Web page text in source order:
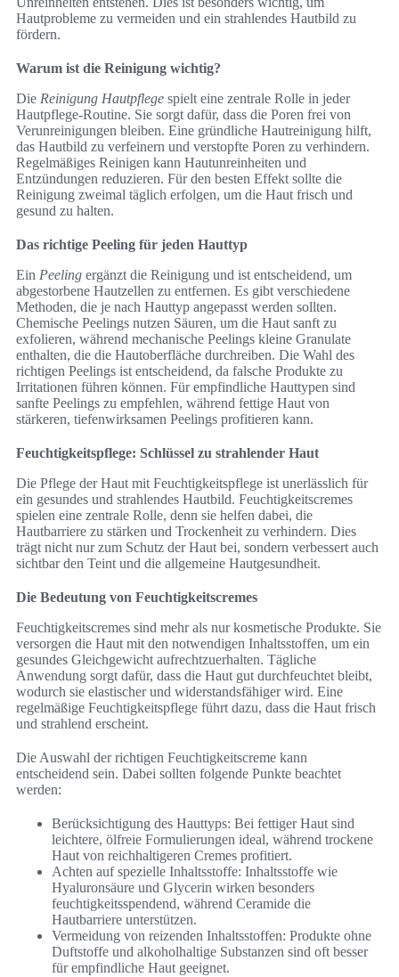
Hautprobleme zu vermeiden und ein strahlendes Hautbild zu
fördern.
Warum ist die Reinigung wichtig?
Die Reinigung Hautpflege spielt eine zentrale Rolle in jeder
Hautpflege-Routine. Sie sorgt dafür, dass die Poren frei von
Verunreinigungen bleiben. Eine gründliche Hautreinigung hilft,
das Hautbild zu verfeinern und verstopfte Poren zu verhindern.
Regelmäßiges Reinigen kann Hautunreinheiten und
Entzündungen reduzieren. Für den besten Effekt sollte die
Reinigung zweimal täglich erfolgen, um die Haut frisch und
gesund zu halten.
Das richtige Peeling für jeden Hauttyp
Ein Peeling ergänzt die Reinigung und ist entscheidend, um
abgestorbene Hautzellen zu entfernen. Es gibt verschiedene
Methoden, die je nach Hauttyp angepasst werden sollten.
Chemische Peelings nutzen Säuren, um die Haut sanft zu
exfolieren, während mechanische Peelings kleine Granulate
enthalten, die die Hautoberfläche durchreiben. Die Wahl des
richtigen Peelings ist entscheidend, da falsche Produkte zu
Irritationen führen können. Für empfindliche Hauttypen sind
sanfte Peelings zu empfehlen, während fettige Haut von
stärkeren, tiefenwirksamen Peelings profitieren kann.
Feuchtigkeitspflege: Schlüssel zu strahlender Haut
Die Pflege der Haut mit Feuchtigkeitspflege ist unerlässlich für
ein gesundes und strahlendes Hautbild. Feuchtigkeitscremes
spielen eine zentrale Rolle, denn sie helfen dabei, die
Hautbarriere zu stärken und Trockenheit zu verhindern. Dies
trägt nicht nur zum Schutz der Haut bei, sondern verbessert auch
sichtbar den Teint und die allgemeine Hautgesundheit.
Die Bedeutung von Feuchtigkeitscremes
Feuchtigkeitscremes sind mehr als nur kosmetische Produkte. Sie
versorgen die Haut mit den notwendigen Inhaltsstoffen, um ein
gesundes Gleichgewicht aufrechtzuerhalten. Tägliche
Anwendung sorgt dafür, dass die Haut gut durchfeuchtet bleibt,
wodurch sie elastischer und widerstandsfähiger wird. Eine
regelmäßige Feuchtigkeitspflege führt dazu, dass die Haut frisch
und strahlend erscheint.
Die Auswahl der richtigen Feuchtigkeitscreme kann
entscheidend sein. Dabei sollten folgende Punkte beachtet
werden:
Berücksichtigung des Hauttyps: Bei fettiger Haut sind
leichtere, ölfreie Formulierungen ideal, während trockene
Haut von reichhaltigeren Cremes profitiert.
Achten auf spezielle Inhaltsstoffe: Inhaltsstoffe wie
Hyaluronsäure und Glycerin wirken besonders
feuchtigkeitsspendend, während Ceramide die
Hautbarriere unterstützen.
Vermeidung von reizenden Inhaltsstoffen: Produkte ohne
Duftstoffe und alkoholhaltige Substanzen sind oft besser
für empfindliche Haut geeignet.